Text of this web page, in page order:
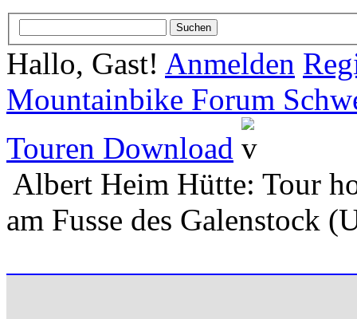
Hallo, Gast! Anmelden
Mountainbike Forum
Touren Download
Albert Heim Hütte: Tour
am Fusse des Galenstock